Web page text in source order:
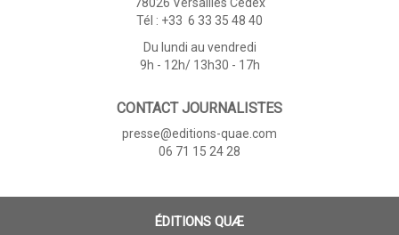
Tél : +33 6 33 35 48 40
Du lundi au vendredi
9h - 12h/ 13h30 - 17h
CONTACT JOURNALISTES
presse@editions-quae.com
06 71 15 24 28
ÉDITIONS QUÆ